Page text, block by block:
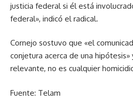
justicia federal si él está
federal», indicó el radical.
Cornejo sostuvo que «el
conjetura acerca de una
relevante, no es cualquier
Fuente: Telam